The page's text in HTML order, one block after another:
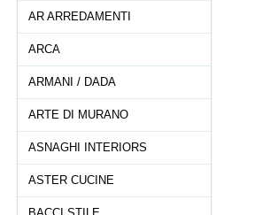
AR ARREDAMENTI
ARCA
ARMANI / DADA
ARTE DI MURANO
ASNAGHI INTERIORS
ASTER CUCINE